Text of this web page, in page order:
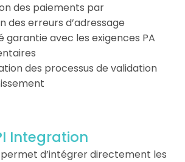
des paiements par
des erreurs d’adressage
garantie avec les exigences PA
des processus de validation
Integration
d’intégrer directement les